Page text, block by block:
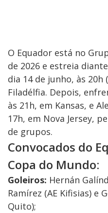
O Equador está no
de 2026 e estreia
dia 14 de junho, às 20h
Filadélfia. Depois,
às 21h, em Kansas, e
17h, em Nova Jersey,
de grupos.
Convocados do
Copa do Mundo:
Goleiros: Hernán
Ramírez (AE Kifisias) e
Quito);